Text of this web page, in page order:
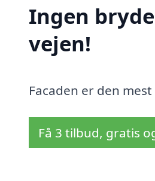
Ingen
vejen!
Facaden er den
Få 3 tilbud, gratis